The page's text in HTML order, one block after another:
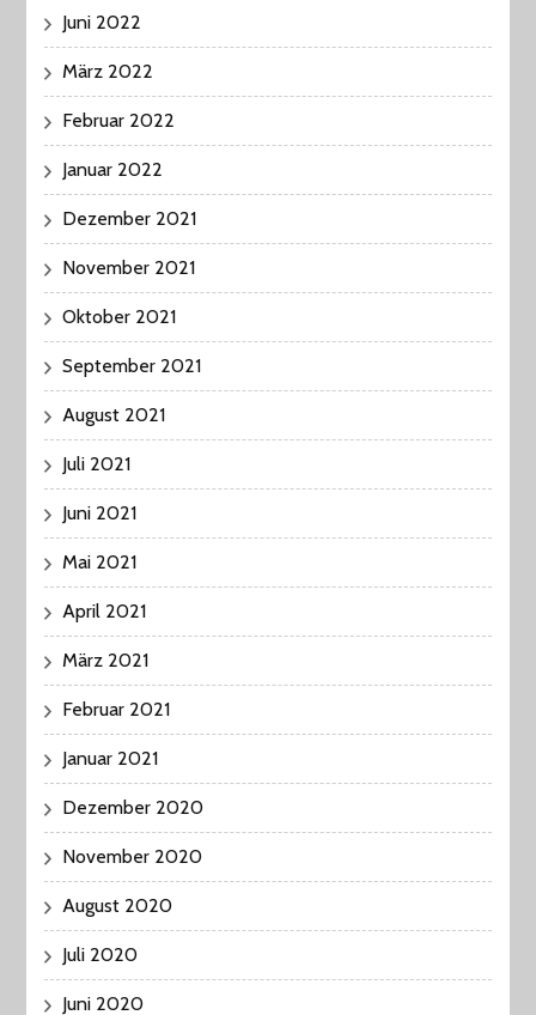
Juni 2022
März 2022
Februar 2022
Januar 2022
Dezember 2021
November 2021
Oktober 2021
September 2021
August 2021
Juli 2021
Juni 2021
Mai 2021
April 2021
März 2021
Februar 2021
Januar 2021
Dezember 2020
November 2020
August 2020
Juli 2020
Juni 2020